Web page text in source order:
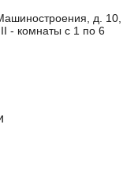
д. 10,
- комнаты с 1 по 6